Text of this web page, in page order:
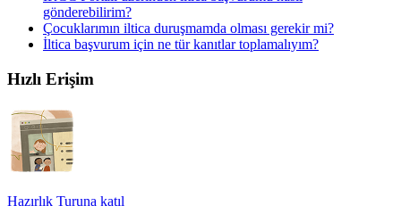
gönderebilirim?
Çocuklarımın iltica duruşmamda olması gerekir mi?
İltica başvurum için ne tür kanıtlar toplamalıyım?
Hızlı Erişim
Hazırlık Turuna katıl